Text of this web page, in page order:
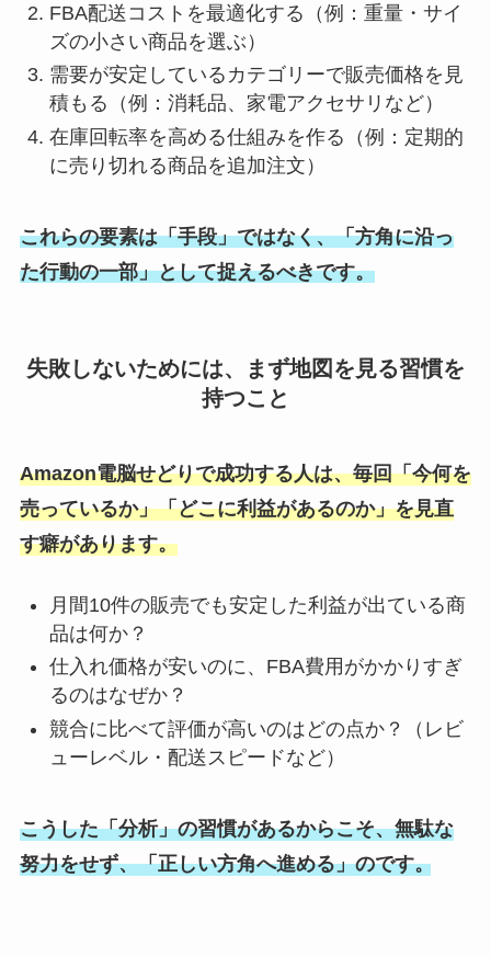
FBA配送コストを最適化する（例：重量・サイ
ズの小さい商品を選ぶ）
需要が安定しているカテゴリーで販売価格を見
積もる（例：消耗品、家電アクセサリなど）
在庫回転率を高める仕組みを作る（例：定期的
に売り切れる商品を追加注文）
これらの要素は「手段」ではなく、「方角に沿っ
た行動の一部」として捉えるべきです。
失敗しないためには、まず地図を見る習慣を
持つこと
Amazon電脳せどりで成功する人は、毎回「今何を
売っているか」「どこに利益があるのか」を見直
す癖があります。
月間10件の販売でも安定した利益が出ている商
品は何か？
仕入れ価格が安いのに、FBA費用がかかりすぎ
るのはなぜか？
競合に比べて評価が高いのはどの点か？（レビ
ューレベル・配送スピードなど）
こうした「分析」の習慣があるからこそ、無駄な
努力をせず、「正しい方角へ進める」のです。